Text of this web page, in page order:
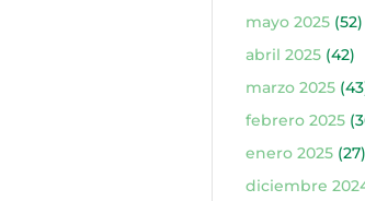
mayo 2025(52)
abril 2025(42)
marzo 2025
febrero 2025
enero 2025(27)
diciembre